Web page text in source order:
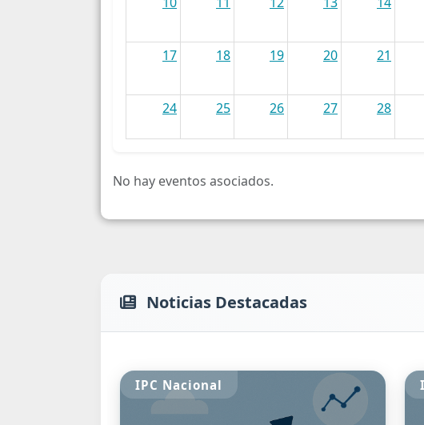
17 18 19 20 21
24 25 26 27 28
No hay eventos asociados.
Noticias Destacadas
IPC San Luis